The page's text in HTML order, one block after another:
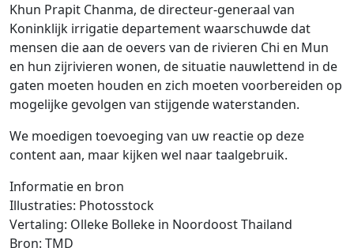
Khun Prapit Chanma, de directeur-generaal van
Koninklijk irrigatie departement waarschuwde dat
mensen die aan de oevers van de rivieren Chi en Mun
en hun zijrivieren wonen, de situatie nauwlettend in de
gaten moeten houden en zich moeten voorbereiden op
mogelijke gevolgen van stijgende waterstanden.
We moedigen toevoeging van uw reactie op deze
content aan, maar kijken wel naar taalgebruik.
Informatie en bron
Illustraties: Photosstock
Vertaling: Olleke Bolleke in Noordoost Thailand
Bron: TMD